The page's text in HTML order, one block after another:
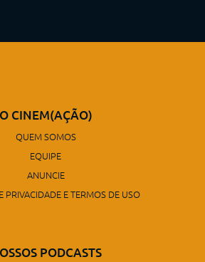
O CINEM(AÇÃO)
QUEM SOMOS
EQUIPE
ANUNCIE
PRIVACIDADE E TERMOS DE USO
PODCASTS